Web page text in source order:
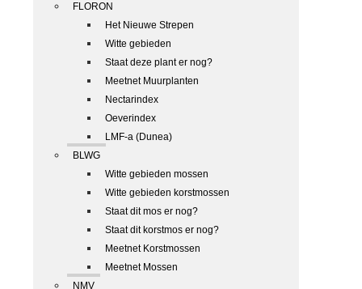
FLORON
Het Nieuwe Strepen
Witte gebieden
Staat deze plant er nog?
Meetnet Muurplanten
Nectarindex
Oeverindex
LMF-a (Dunea)
BLWG
Witte gebieden mossen
Witte gebieden korstmossen
Staat dit mos er nog?
Staat dit korstmos er nog?
Meetnet Korstmossen
Meetnet Mossen
NMV